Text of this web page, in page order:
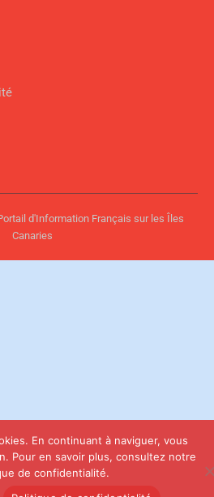
d'Information Français sur les Îles
Canaries
En continuant à naviguer, vous
Pour en savoir plus, consultez notre
de confidentialité.